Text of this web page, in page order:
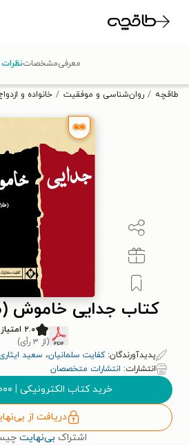
تخفیف از طاقچه
طاقچه روان‌شناسی و موفقیت خانواده و
کتاب جدایی خاموش
۲.۰ امتیاز
(از ۳ رأی)
پدیدآورندگان:کفایت سلمانیان، سعید ایثاری
انتشارات: انتشارات متخصصان
خرید کتاب الکترونیکی |
دریافت از
اشتراک بی‌نهایت
معرفیمشخصاتنظرات